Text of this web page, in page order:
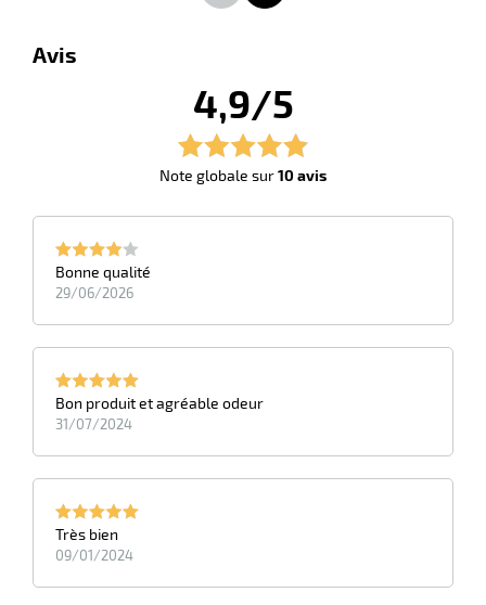
Avis
4,9/5
Note globale sur10 avis
Bonne qualité
29/06/2026
Bon produit et agréable odeur
31/07/2024
Très bien
09/01/2024